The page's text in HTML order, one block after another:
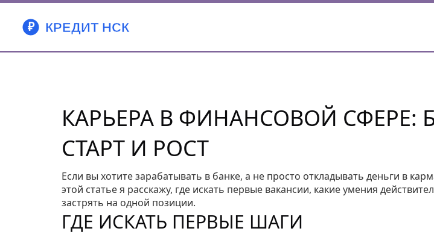
КАРЬЕРА В ФИНАНСОВОЙ СФЕРЕ:
СТАРТ И РОСТ
Если вы хотите зарабатывать в банке, а не просто откладывать деньги в
этой статье я расскажу, где искать первые вакансии, какие умения
застрять на одной позиции.
ГДЕ ИСКАТЬ ПЕРВЫЕ ШАГИ